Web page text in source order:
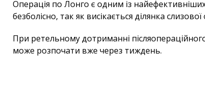
Операція по Лонго є одним із
безболісно, так як висікається ділянка
При ретельному дотриманні
може розпочати вже через тиждень.